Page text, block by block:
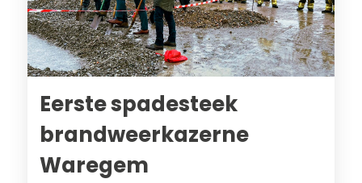
Eerste spadesteek
brandweerkazerne
Waregem